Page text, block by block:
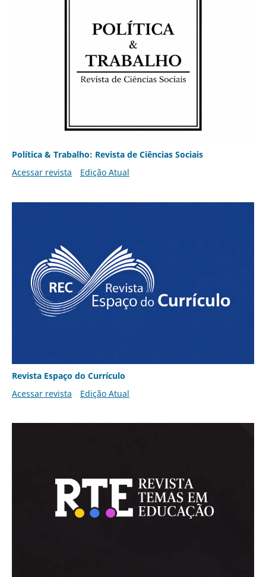
Política & Trabalho: Revista de Ciências Sociais
Acessar revista
Edição Atual
Revista Espaço do Currículo
Acessar revista
Edição Atual